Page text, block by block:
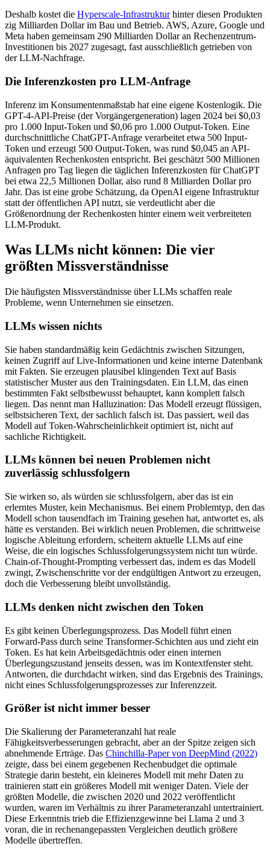
Deshalb kostet die Hyperscale-Infrastrukturhinter diesen Produkten
zig Milliarden Dollar im Bau und Betrieb. AWS, Azure, Google und
Meta haben gemeinsam 290 Milliarden Dollar an Rechenzentrum-
Investitionen bis 2027 zugesagt, fast ausschließlich getrieben von
der LLM-Nachfrage.
Die Inferenzkosten pro LLM-Anfrage
Inferenz im Konsumentenmaßstab hat eine eigene Kostenlogik. Die
GPT-4-API-Preise (der Vorgängergeneration) lagen 2024 bei $0,03
pro 1.000 Input-Token und $0,06 pro 1.000 Output-Token. Eine
durchschnittliche ChatGPT-Anfrage verarbeitet etwa 500 Input-
Token und erzeugt 500 Output-Token, was rund $0,045 an API-
äquivalenten Rechenkosten entspricht. Bei geschätzt 500 Millionen
Anfragen pro Tag liegen die täglichen Inferenzkosten für ChatGPT
bei etwa 22,5 Millionen Dollar, also rund 8 Milliarden Dollar pro
Jahr. Das ist eine grobe Schätzung, da OpenAI eigene Infrastruktur
statt der öffentlichen API nutzt, sie verdeutlicht aber die
Größenordnung der Rechenkosten hinter einem weit verbreiteten
LLM-Produkt.
Was LLMs nicht können: Die vier
größten Missverständnisse
Die häufigsten Missverständnisse über LLMs schaffen reale
Probleme, wenn Unternehmen sie einsetzen.
LLMs wissen nichts
Sie haben standardmäßig kein Gedächtnis zwischen Sitzungen,
keinen Zugriff auf Live-Informationen und keine interne Datenbank
mit Fakten. Sie erzeugen plausibel klingenden Text auf Basis
statistischer Muster aus den Trainingsdaten. Ein LLM, das einen
bestimmten Fakt selbstbewusst behauptet, kann komplett falsch
liegen. Das nennt man Halluzination: Das Modell erzeugt flüssigen,
selbstsicheren Text, der sachlich falsch ist. Das passiert, weil das
Modell auf Token-Wahrscheinlichkeit optimiert ist, nicht auf
sachliche Richtigkeit.
LLMs können bei neuen Problemen nicht
zuverlässig schlussfolgern
Sie wirken so, als würden sie schlussfolgern, aber das ist ein
erlerntes Muster, kein Mechanismus. Bei einem Problemtyp, den das
Modell schon tausendfach im Training gesehen hat, antwortet es, als
hätte es verstanden. Bei wirklich neuen Problemen, die schrittweise
logische Ableitung erfordern, scheitern aktuelle LLMs auf eine
Weise, die ein logisches Schlussfolgerungssystem nicht tun würde.
Chain-of-Thought-Prompting verbessert das, indem es das Modell
zwingt, Zwischenschritte vor der endgültigen Antwort zu erzeugen,
doch die Verbesserung bleibt unvollständig.
LLMs denken nicht zwischen den Token
Es gibt keinen Überlegungsprozess. Das Modell führt einen
Forward-Pass durch seine Transformer-Schichten aus und zieht ein
Token. Es hat kein Arbeitsgedächtnis oder einen internen
Überlegungszustand jenseits dessen, was im Kontextfenster steht.
Antworten, die durchdacht wirken, sind das Ergebnis des Trainings,
nicht eines Schlussfolgerungsprozesses zur Inferenzzeit.
Größer ist nicht immer besser
Die Skalierung der Parameteranzahl hat reale
Fähigkeitsverbesserungen gebracht, aber an der Spitze zeigen sich
abnehmende Erträge. Das Chinchilla-Paper von DeepMind (2022)
zeigte, dass bei einem gegebenen Rechenbudget die optimale
Strategie darin besteht, ein kleineres Modell mit mehr Daten zu
trainieren statt ein größeres Modell mit weniger Daten. Viele der
größten Modelle, die zwischen 2020 und 2022 veröffentlicht
wurden, waren im Verhältnis zu ihrer Parameteranzahl untertrainiert.
Diese Erkenntnis trieb die Effizienzgewinne bei Llama 2 und 3
voran, die in rechenangepassten Vergleichen deutlich größere
Modelle übertreffen.